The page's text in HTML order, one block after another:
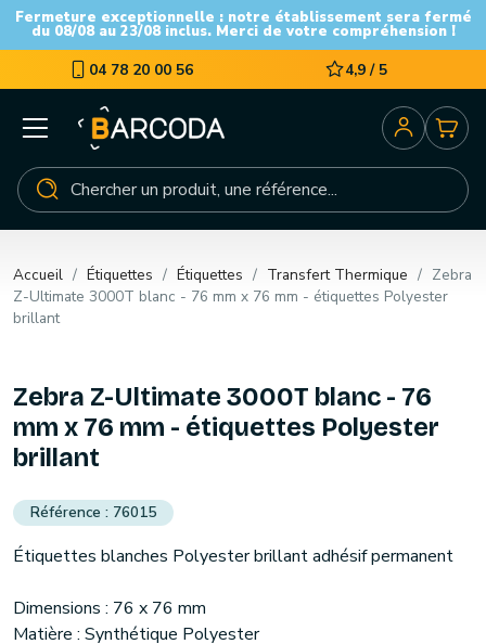
Fermeture exceptionnelle : notre établissement sera fermé
du 08/08 au 23/08 inclus. Merci de votre compréhension !
04 78 20 00 56 4,9 / 5
Accueil Étiquettes Étiquettes Transfert Thermique
Zebra
Z-Ultimate 3000T blanc - 76 mm x 76 mm - étiquettes Polyester
brillant
Zebra Z-Ultimate 3000T blanc - 76
mm x 76 mm - étiquettes Polyester
brillant
76015
Étiquettes blanches Polyester brillant adhésif permanent
Dimensions : 76 x 76 mm
Matière : Synthétique Polyester